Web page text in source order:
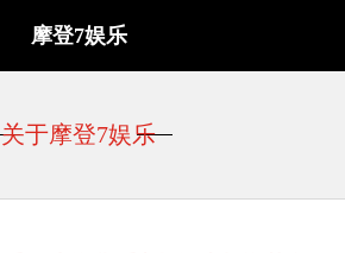
摩登7娱乐
关于摩登7娱乐